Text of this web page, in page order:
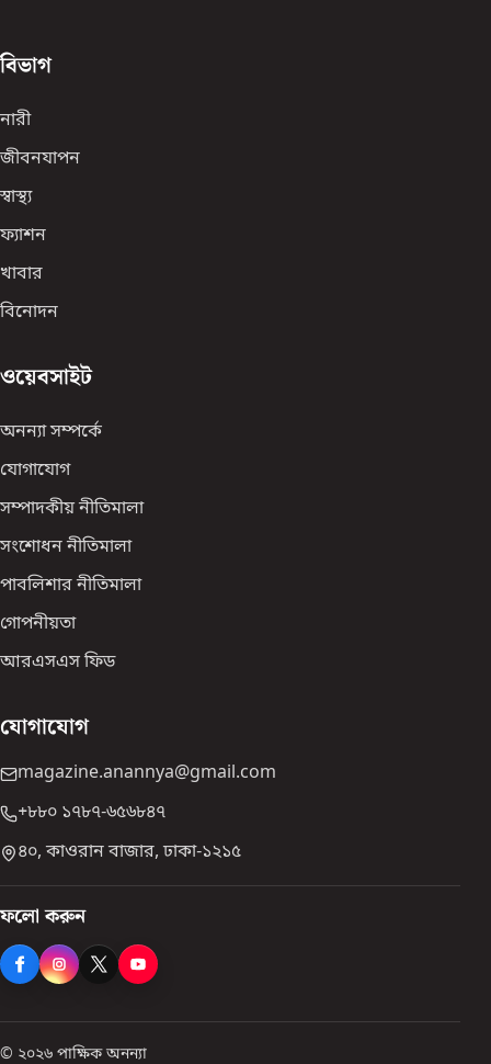
বিভাগ
নারী
জীবনযাপন
স্বাস্থ্য
ফ্যাশন
খাবার
বিনোদন
ওয়েবসাইট
অনন্যা সম্পর্কে
যোগাযোগ
সম্পাদকীয় নীতিমালা
সংশোধন নীতিমালা
পাবলিশার নীতিমালা
গোপনীয়তা
আরএসএস ফিড
যোগাযোগ
magazine.anannya@gmail.com
+৮৮০ ১৭৮৭-৬৫৬৮৪৭
৪০, কাওরান বাজার, ঢাকা-১২১৫
ফলো করুন
© ২০২৬ পাক্ষিক অনন্যা